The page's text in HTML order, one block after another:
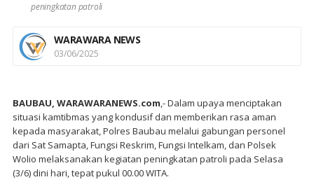
peningkatan patroli
WARAWARA NEWS
03/06/2025
BAUBAU, WARAWARANEWS.com,- Dalam upaya menciptakan
situasi kamtibmas yang kondusif dan memberikan rasa aman
kepada masyarakat, Polres Baubau melalui gabungan personel
dari Sat Samapta, Fungsi Reskrim, Fungsi Intelkam, dan Polsek
Wolio melaksanakan kegiatan peningkatan patroli pada Selasa
(3/6) dini hari, tepat pukul 00.00 WITA.